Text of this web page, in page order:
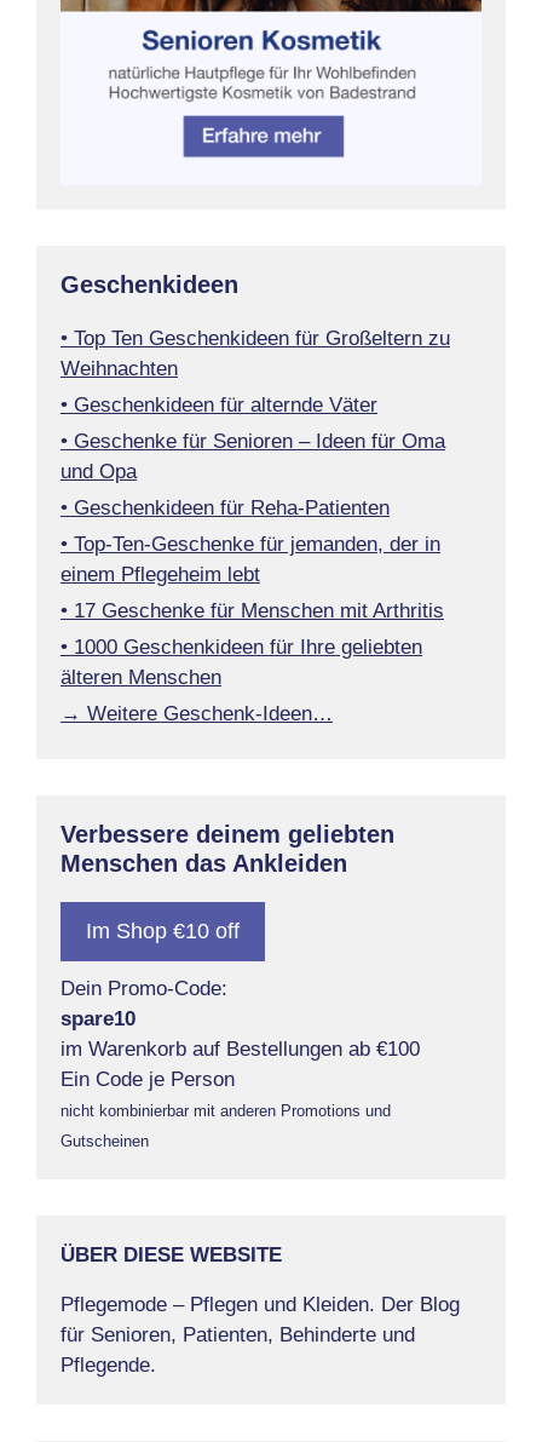
Geschenkideen
• Top Ten Geschenkideen für Großeltern zu
Weihnachten
• Geschenkideen für alternde Väter
• Geschenke für Senioren – Ideen für Oma
und Opa
• Geschenkideen für Reha-Patienten
• Top-Ten-Geschenke für jemanden, der in
einem Pflegeheim lebt
• 17 Geschenke für Menschen mit Arthritis
• 1000 Geschenkideen für Ihre geliebten
älteren Menschen
→ Weitere Geschenk-Ideen…
Verbessere deinem geliebten
Menschen das Ankleiden
Im Shop €10 off
Dein Promo-Code:
spare10
im Warenkorb auf Bestellungen ab €100
Ein Code je Person
nicht kombinierbar mit anderen Promotions und
Gutscheinen
ÜBER DIESE WEBSITE
Pflegemode – Pflegen und Kleiden. Der Blog
für Senioren, Patienten, Behinderte und
Pflegende.